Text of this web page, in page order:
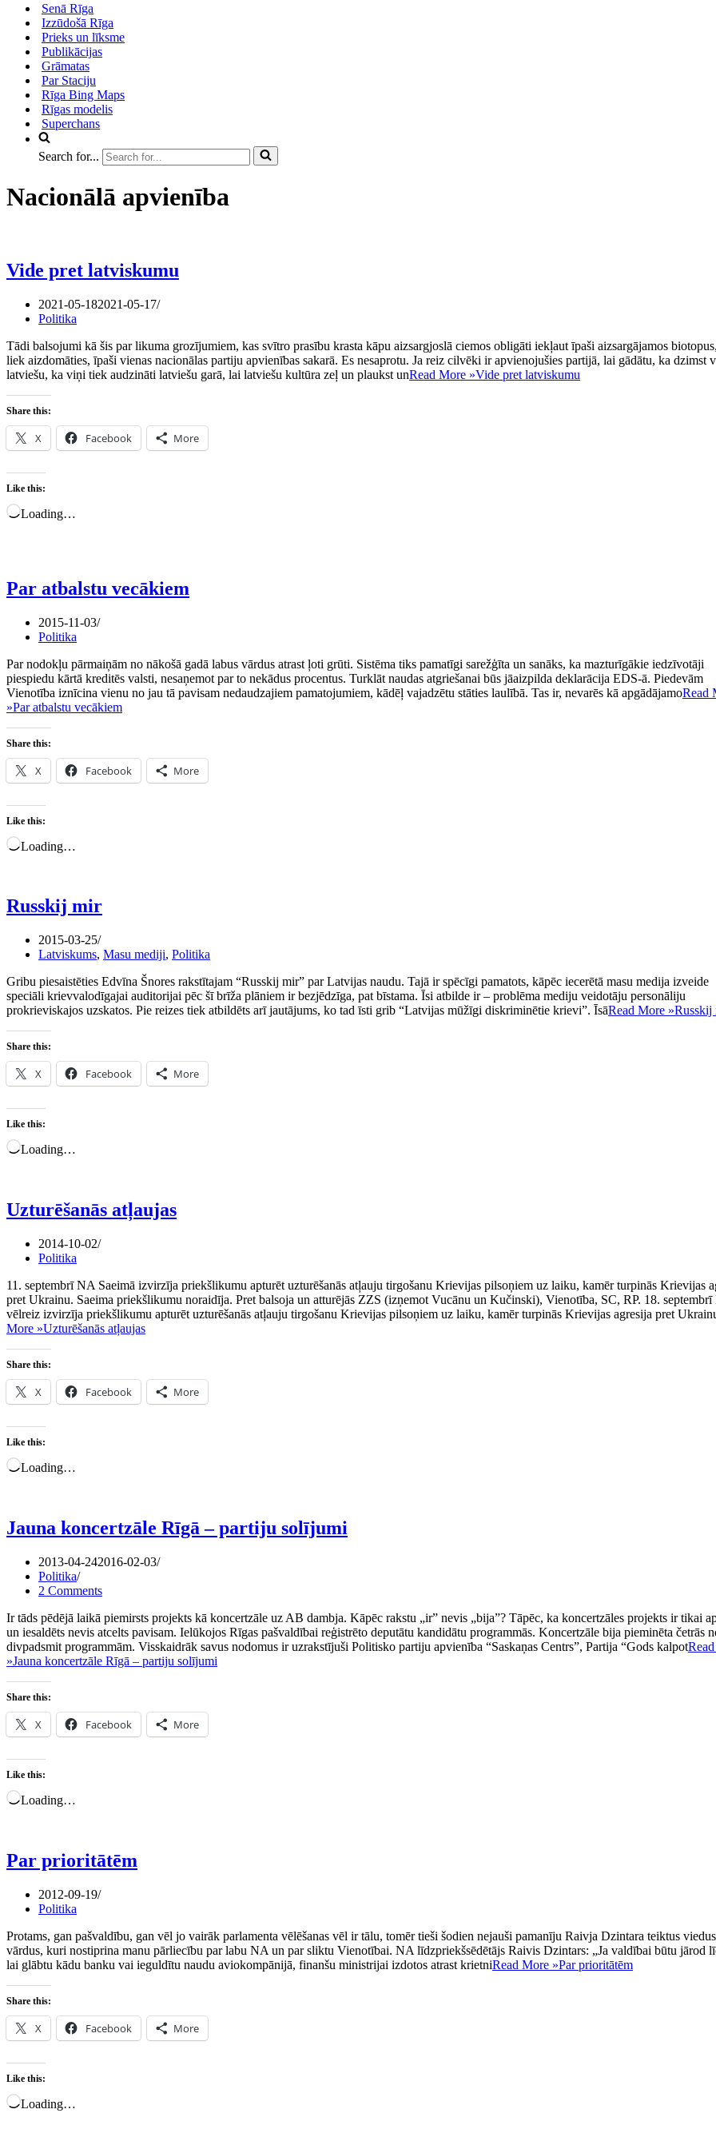
Senā Rīga
Izzūdošā Rīga
Prieks un līksme
Publikācijas
Grāmatas
Par Staciju
Rīga Bing Maps
Rīgas modelis
Superchans
Search for...
Nacionālā apvienība
Vide pret latviskumu
2021-05-182021-05-17
Politika
Tādi balsojumi kā šis par likuma grozījumiem, kas svītro prasību krasta kāpu aizsargjoslā ciemos obligāti iekļaut īpaši aizsargājamos
liek aizdomāties, īpaši vienas nacionālas partiju apvienības sakarā. Es nesaprotu. Ja reiz cilvēki ir apvienojušies partijā, lai gādātu, ka dzimst
latviešu, ka viņi tiek audzināti latviešu garā, lai latviešu kultūra zeļ un plaukst unRead More »Vide pret latviskumu
Share this:
X Facebook More
Like this:
Loading…
Par atbalstu vecākiem
2015-11-03
Politika
Par nodokļu pārmaiņām no nākošā gadā labus vārdus atrast ļoti grūti. Sistēma tiks pamatīgi sarežģīta un sanāks, ka mazturīgākie iedzīvotāji
piespiedu kārtā kreditēs valsti, nesaņemot par to nekādus procentus. Turklāt naudas atgriešanai būs jāaizpilda deklarācija EDS-ā. Piedevām
Vienotība iznīcina vienu no jau tā pavisam nedaudzajiem pamatojumiem, kādēļ vajadzētu stāties laulībā. Tas ir, nevarēs kā apgādājamoRead
»Par atbalstu vecākiem
Share this:
X Facebook More
Like this:
Loading…
Russkij mir
2015-03-25
Latviskums, Masu mediji, Politika
Gribu piesaistēties Edvīna Šnores rakstītajam “Russkij mir” par Latvijas naudu. Tajā ir spēcīgi pamatots, kāpēc iecerētā masu medija izveide
speciāli krievvalodīgajai auditorijai pēc šī brīža plāniem ir bezjēdzīga, pat bīstama. Īsi atbilde ir – problēma mediju veidotāju personāliju
prokrieviskajos uzskatos. Pie reizes tiek atbildēts arī jautājums, ko tad īsti grib “Latvijas mūžīgi diskriminētie krievi”. ĪsāRead More »Russkij
Share this:
X Facebook More
Like this:
Loading…
Uzturēšanās atļaujas
2014-10-02
Politika
11. septembrī NA Saeimā izvirzīja priekšlikumu apturēt uzturēšanās atļauju tirgošanu Krievijas pilsoņiem uz laiku, kamēr turpinās Krievijas
pret Ukrainu. Saeima priekšlikumu noraidīja. Pret balsoja un atturējās ZZS (izņemot Vucānu un Kučinski), Vienotība, SC, RP. 18.
vēlreiz izvirzīja priekšlikumu apturēt uzturēšanās atļauju tirgošanu Krievijas pilsoņiem uz laiku, kamēr turpinās Krievijas agresija pret
More »Uzturēšanās atļaujas
Share this:
X Facebook More
Like this:
Loading…
Jauna koncertzāle Rīgā – partiju solījumi
2013-04-242016-02-03
Politika
2 Comments
Ir tāds pēdējā laikā piemirsts projekts kā koncertzāle uz AB dambja. Kāpēc rakstu „ir” nevis „bija”? Tāpēc, ka koncertzāles projekts ir tikai
un iesaldēts nevis atcelts pavisam. Ielūkojos Rīgas pašvaldībai reģistrēto deputātu kandidātu programmās. Koncertzāle bija pieminēta četrās
divpadsmit programmām. Visskaidrāk savus nodomus ir uzrakstījuši Politisko partiju apvienība “Saskaņas Centrs”, Partija “Gods kalpot
»Jauna koncertzāle Rīgā – partiju solījumi
Share this:
X Facebook More
Like this:
Loading…
Par prioritātēm
2012-09-19
Politika
Protams, gan pašvaldību, gan vēl jo vairāk parlamenta vēlēšanas vēl ir tālu, tomēr tieši šodien nejauši pamanīju Raivja Dzintara teiktus viedus
vārdus, kuri nostiprina manu pārliecību par labu NA un par sliktu Vienotībai. NA līdzpriekšsēdētājs Raivis Dzintars: „Ja valdībai būtu jārod
lai glābtu kādu banku vai ieguldītu naudu aviokompānijā, finanšu ministrijai izdotos atrast krietniRead More »Par prioritātēm
Share this:
X Facebook More
Like this:
Loading…